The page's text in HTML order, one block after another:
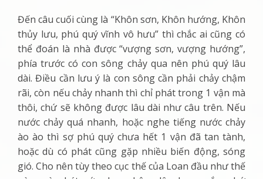
Đến câu cuối cùng là “Khôn sơn, Khôn hướng, Khôn
thủy lưu, phú quý vĩnh vô hưu” thì chắc ai cũng có
thể đoán là nhà được “vượng sơn, vượng hướng”,
phía trước có con sông chảy qua nên phú quý lâu
dài. Điều cần lưu ý là con sông cần phải chảy chậm
rãi, còn nếu chảy nhanh thì chỉ phát trong 1 vận mà
thôi, chứ sẽ không được lâu dài như câu trên. Nếu
nước chảy quá nhanh, hoặc nghe tiếng nước chảy
ào ào thì sợ phú quý chưa hết 1 vận đã tan tành,
hoặc dù có phát cũng gặp nhiều biến động, sóng
gió. Cho nên tùy theo cục thế của Loan đầu như thế